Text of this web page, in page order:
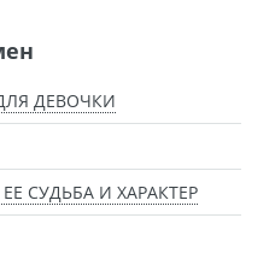
ДЕВОЧКИ
СУДЬБА И ХАРАКТЕР